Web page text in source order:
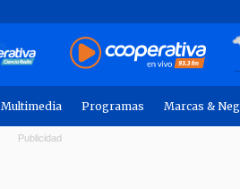
Multimedia Programas Marcas &